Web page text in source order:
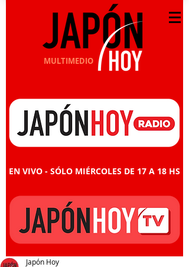
MULTIMEDIO
EN VIVO - SÓLO MIÉRCOLES DE 17 A 18 HS
Japón Hoy